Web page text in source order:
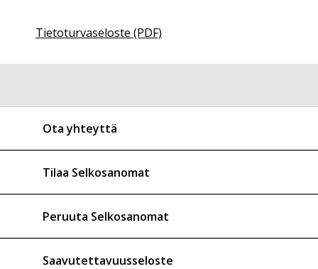
Tietoturvaseloste (PDF)
Ota yhteyttä
Tilaa Selkosanomat
Peruuta Selkosanomat
Saavutettavuusseloste